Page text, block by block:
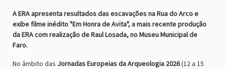
A ERA apresenta resultados das escavações na Rua do Arco e
exibe filme inédito "Em Honra de Avita", a mais recente produção
da ERA com realização de Raul Losada, no Museu Municipal de
Faro.
No âmbito das Jornadas Europeias da Arqueologia 2026(12 a 15